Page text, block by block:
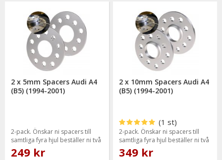
Våra spacer är utrustade med en centreringsring för att ej
riskera obalans i fälgen, dock ej på 5mm då det ej går eler
behövs då original centreringen räcker igenom.
Till Audi A4 B5 1994-2000 har vi storlekarna enligt nedan:
Vi lagerhåller hjulspacer i följande tjocklekar 5mm, 10mm,
15mm samt 20mm.
2 x 5mm Spacers Audi A4
(B5) (1994-2001)
2-pack. Önskar ni spacers till
samtliga fyra hjul beställer ni två
paket.
249 kr
2 x 10mm Spacers Audi A4
(B5) (1994-2001)
(1 st)
2-pack. Önskar ni spacers till
samtliga fyra hjul beställer ni två
paket.
349 kr